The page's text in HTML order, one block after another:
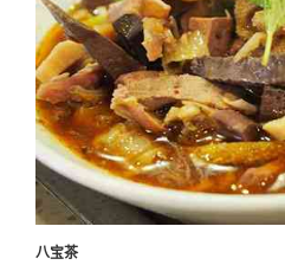
八宝茶